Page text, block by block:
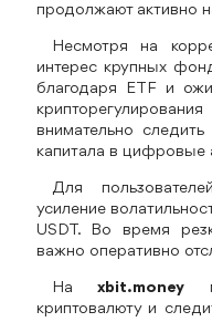
продолжают активно
Несмотря на
интерес крупных
благодаря ETF и
внимательно
капитала в цифровые
Для
усиление
USDT. Во время
важно оперативно
Наxbit.money
криптовалюту и